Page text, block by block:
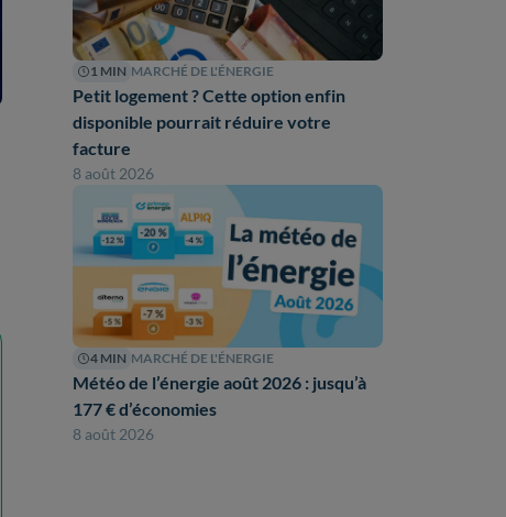
1 MIN MARCHÉ DE L'ÉNERGIE
Petit logement ? Cette option enfin
disponible pourrait réduire votre
facture
8 août 2026
4 MIN MARCHÉ DE L'ÉNERGIE
Météo de l’énergie août 2026 : jusqu’à
177 € d’économies
8 août 2026